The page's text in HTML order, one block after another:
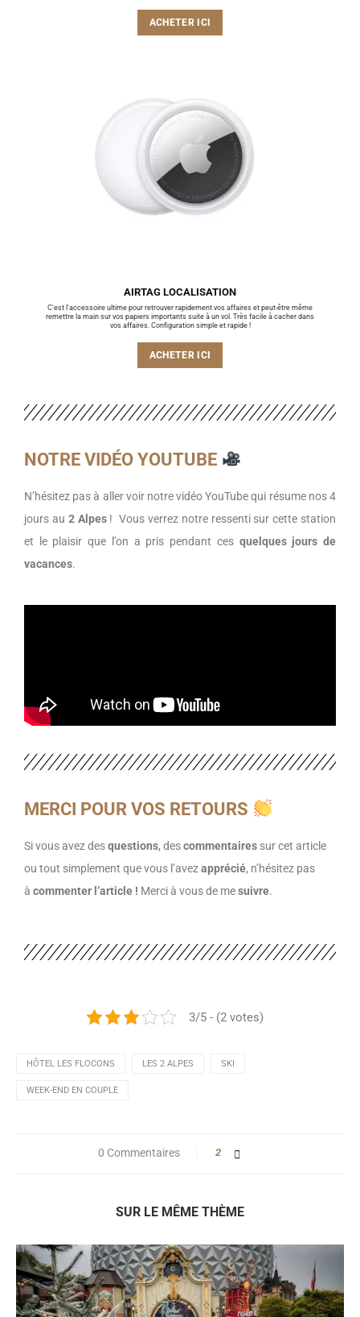
ACHETER ICI
AIRTAG LOCALISATION
C'est l'accessoire ultime pour retrouver rapidement vos affaires et peut-être même
remettre la main sur vos papiers importants suite à un vol. Très facile à cacher dans
vos affaires. Configuration simple et rapide !
ACHETER ICI
NOTRE VIDÉO YOUTUBE
N’hésitez pas à aller voir notre vidéo YouTube qui résume nos 4
jours au 2 Alpes! Vous verrez notre ressenti sur cette station
et le plaisir que l’on a pris pendant ces quelques jours de
vacances.
MERCI POUR VOS RETOURS
Si vous avez desquestions, descommentaires sur cet article
ou tout simplement que vous l’avezapprécié, n’hésitez pas
à commenter l’article ! Merci à vous de mesuivre.
3/5 - (2 votes)
HÔTEL LES FLOCONS LES 2 ALPES SKI
WEEK-END EN COUPLE
0 Commentaires 2
SUR LE MÊME THÈME